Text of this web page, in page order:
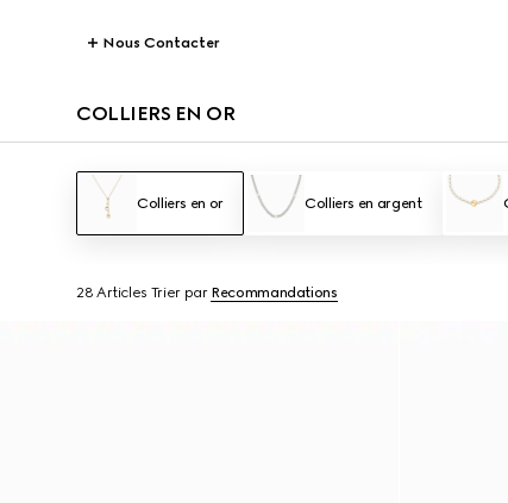
Nous Contacter
COLLIERS EN OR
Colliers en or Colliers en argent
28 Articles Trier par Recommandations